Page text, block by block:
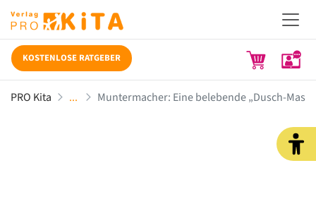
KOSTENLOSE RATGEBER
PRO Kita Muntermacher: Eine belebende „Dusch-